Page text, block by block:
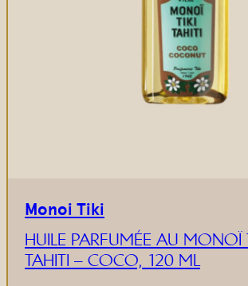
Monoi Tiki
HUILE PARFUMÉE AU MONOÏ
TAHITI – COCO, 120 ML